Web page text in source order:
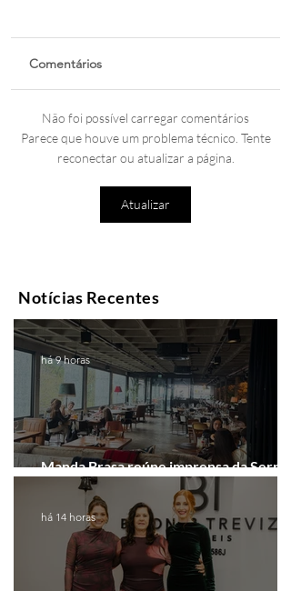
Comentários
Não foi possível carregar comentários
Parece que houve um problema técnico. Tente
reconectar ou atualizar a página.
Atualizar
Notícias Recentes
Manda Brasa reúne imprensa da Serra
Gaúcha para falar de expansão
há 9 horas
há 14 horas